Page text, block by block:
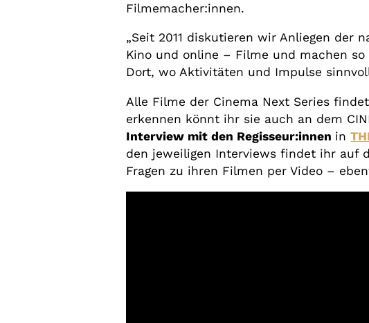
Filmemacher:innen.
„Seit 2011 diskutieren wir Anliegen der
Kino und online – Filme und machen
Dort, wo Aktivitäten und Impulse
Alle Filme der Cinema Next Series
erkennen könnt ihr sie auch an dem
Interview mit den Regisseur:innen in
den jeweiligen Interviews findet ihr auf
Fragen zu ihren Filmen per Video –